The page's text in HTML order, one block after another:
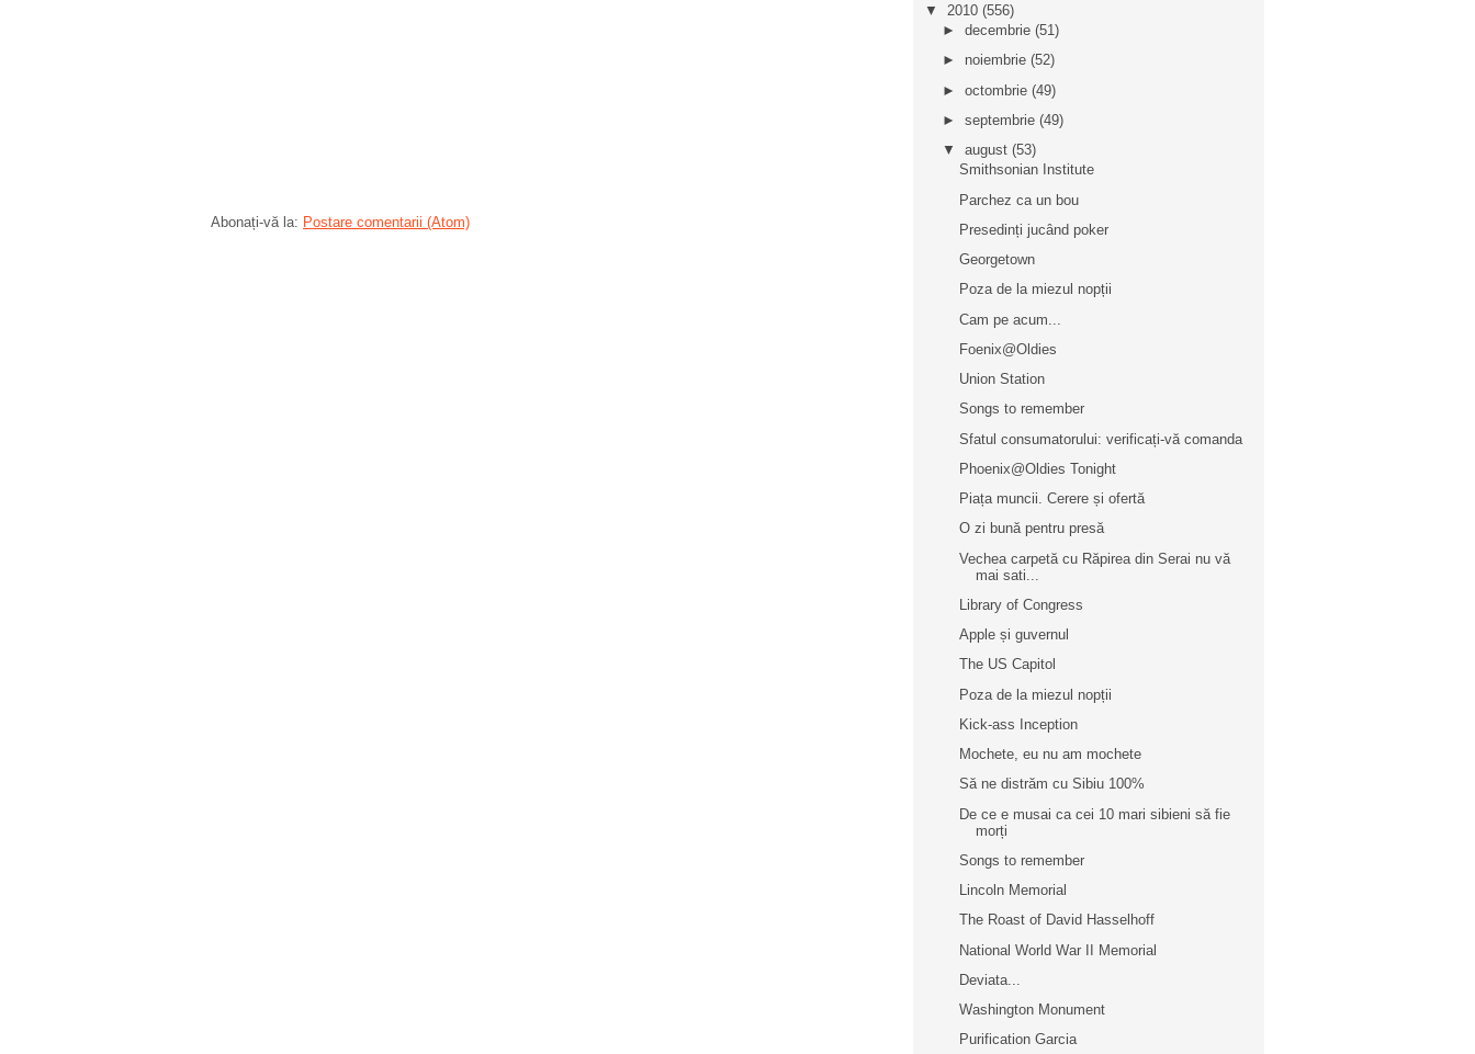
Abonați-vă la: Postare comentarii (Atom)
▼ 2010 (556)
► decembrie (51)
► noiembrie (52)
► octombrie (49)
► septembrie (49)
▼ august (53)
Smithsonian Institute
Parchez ca un bou
Presedinți jucând poker
Georgetown
Poza de la miezul nopții
Cam pe acum...
Foenix@Oldies
Union Station
Songs to remember
Sfatul consumatorului: verificați-vă comanda
Phoenix@Oldies Tonight
Piața muncii. Cerere și ofertă
O zi bună pentru presă
Vechea carpetă cu Răpirea din Serai nu vă
mai sati...
Library of Congress
Apple și guvernul
The US Capitol
Poza de la miezul nopții
Kick-ass Inception
Mochete, eu nu am mochete
Să ne distrăm cu Sibiu 100%
De ce e musai ca cei 10 mari sibieni să fie
morți
Songs to remember
Lincoln Memorial
The Roast of David Hasselhoff
National World War II Memorial
Deviata...
Washington Monument
Purification Garcia